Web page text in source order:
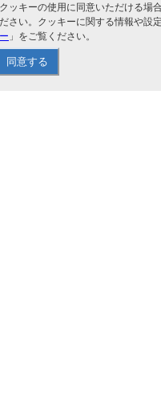
関連サービス
ッキーの使用に同意いただける場
さい。クッキーに関する情報や設
」をご覧ください。
同意する